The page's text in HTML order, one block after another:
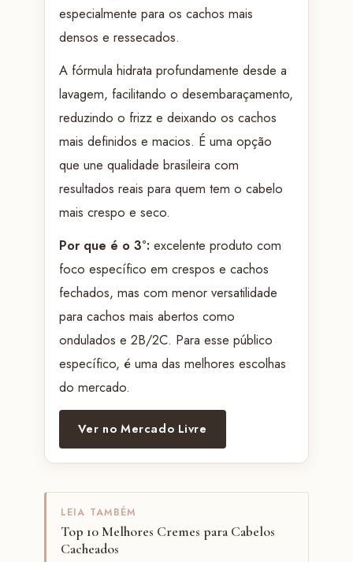
especialmente para os cachos mais
densos e ressecados.
A fórmula hidrata profundamente desde a
lavagem, facilitando o desembaraçamento,
reduzindo o frizz e deixando os cachos
mais definidos e macios. É uma opção
que une qualidade brasileira com
resultados reais para quem tem o cabelo
mais crespo e seco.
Por que é o 3°:excelente produto com
foco específico em crespos e cachos
fechados, mas com menor versatilidade
para cachos mais abertos como
ondulados e 2B/2C. Para esse público
específico, é uma das melhores escolhas
do mercado.
Ver no Mercado Livre
LEIA TAMBÉM
Top 10 Melhores Cremes para Cabelos
Cacheados